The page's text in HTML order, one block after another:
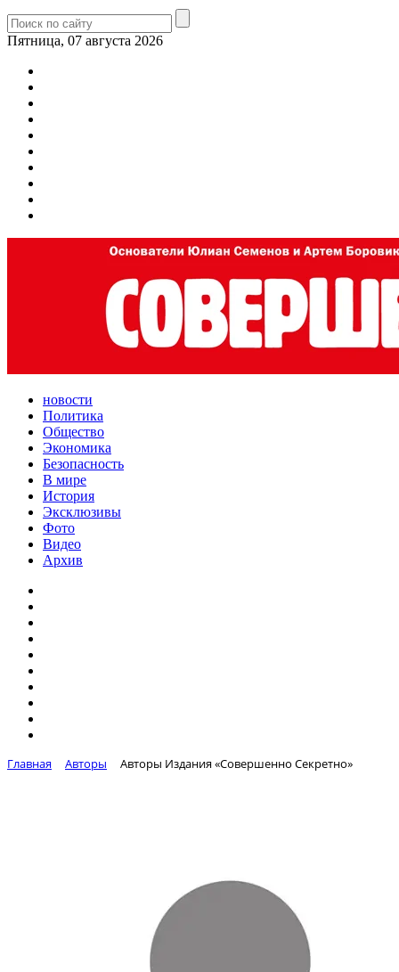
Пятница, 07 августа 2026
новости
Политика
Общество
Экономика
Безопасность
В мире
История
Эксклюзивы
Фото
Видео
Архив
Главная Авторы Авторы Издания «Совершенно Секретно»